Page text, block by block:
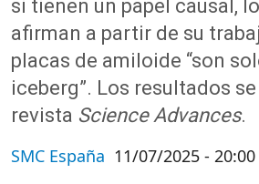
si tienen un papel causal,
afirman a partir de su
placas de amiloide “son
iceberg”. Los resultados
revista Science Advances.
SMC España 11/07/2025 - 20:00